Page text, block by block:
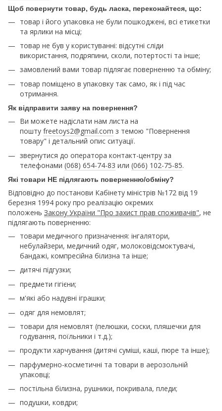
Щоб повернути товар, будь ласка, переконайтеся, що:
товар і його упаковка не були пошкоджені, всі етикетки
та ярлики на місці;
товар не був у користуванні: відсутні сліди
використання, подряпини, сколи, потертості та інше;
замовлений вами товар підлягає поверненню та обміну;
товар поміщено в упаковку так само, як і під час
отримання.
Як відправити заяву на повернення?
Ви можете надіслати нам листа на
пошту freetoys2@gmail.com з темою "Повернення
товару" і детальний опис ситуації.
звернутися до оператора контакт-центру за
телефонами (068) 654-74-83 или (066) 102-75-85.
Які товари НЕ підлягають поверненню/обміну?
Відповідно до постанови Кабінету міністрів №172 від 19
березня 1994 року про реалізацію окремих
положень Закону України "Про захист прав споживачів", не
підлягають поверненню:
товари медичного призначення: інгалятори,
небулайзери, медичний одяг, молоковідсмоктувачі,
бандажі, компресійна білизна та інше;
дитячі підгузки;
предмети гігієни;
м'які або надувні іграшки;
одяг для немовлят;
товари для немовлят (пелюшки, соски, пляшечки для
годування, поїльники і т.д.);
продукти харчування (дитячі суміші, каші, пюре та інше);
парфумерно-косметичні та товари в аерозольній
упаковці;
постільна білизна, рушники, покривала, пледи;
подушки, ковдри;